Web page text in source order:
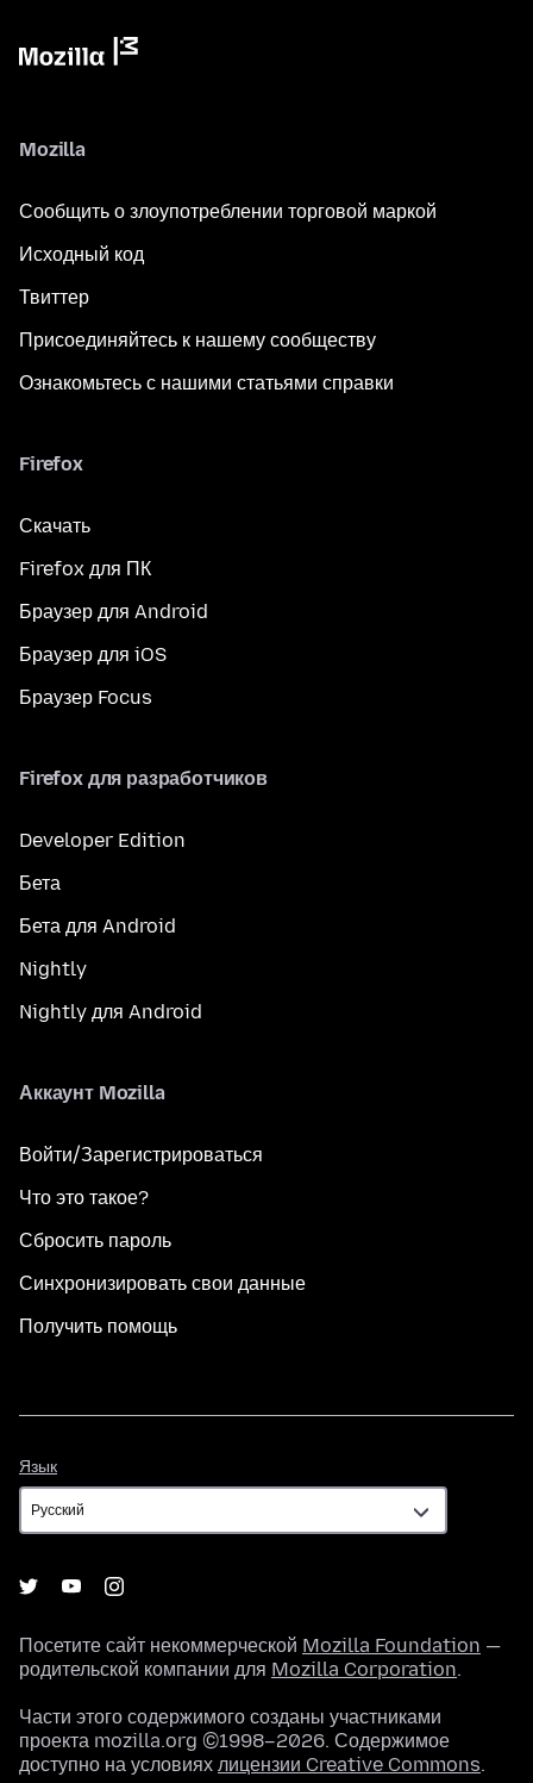
Mozilla
Сообщить о злоупотреблении торговой маркой
Исходный код
Твиттер
Присоединяйтесь к нашему сообществу
Ознакомьтесь с нашими статьями справки
Firefox
Скачать
Firefox для ПК
Браузер для Android
Браузер для iOS
Браузер Focus
Firefox для разработчиков
Developer Edition
Бета
Бета для Android
Nightly
Nightly для Android
Аккаунт Mozilla
Войти/Зарегистрироваться
Что это такое?
Сбросить пароль
Синхронизировать свои данные
Получить помощь
Язык
Посетите сайт некоммерческой Mozilla Foundation —
родительской компании для Mozilla Corporation.
Части этого содержимого созданы участниками
проекта mozilla.org ©1998–2026. Содержимое
доступно на условиях лицензии Creative Commons.